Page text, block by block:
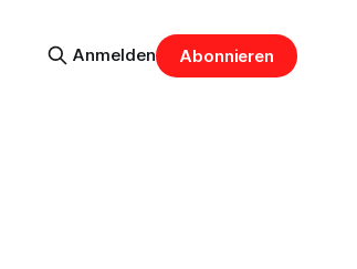
Anmelden Abonnieren